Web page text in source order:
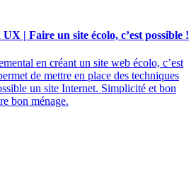
| Faire un site écolo, c’est possible !
en créant un site web écolo, c’est
de mettre en place des techniques
un site Internet. Simplicité et bon
bon ménage.